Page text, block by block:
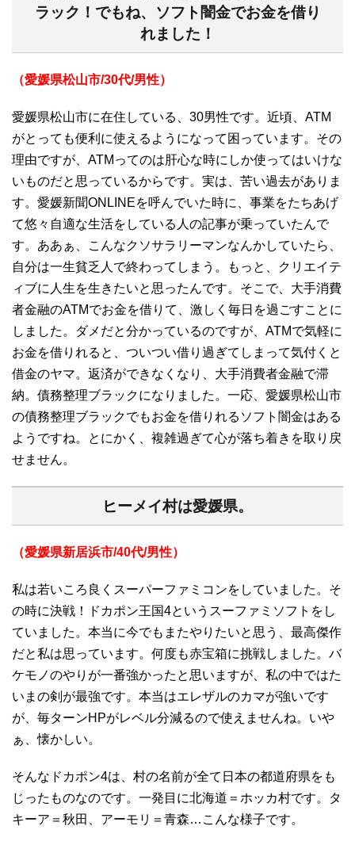
ラック！でもね、ソフト闇金でお金を借り
れました！
（愛媛県松山市/30代/男性）
愛媛県松山市に在住している、30男性です。近頃、ATM
がとっても便利に使えるようになって困っています。その
理由ですが、ATMってのは肝心な時にしか使ってはいけな
いものだと思っているからです。実は、苦い過去がありま
す。愛媛新聞ONLINEを呼んでいた時に、事業をたちあげ
て悠々自適な生活をしている人の記事が乗っていたんで
す。ああぁ、こんなクソサラリーマンなんかしていたら、
自分は一生貧乏人で終わってしまう。もっと、クリエイテ
ィブに人生を生きたいと思ったんです。そこで、大手消費
者金融のATMでお金を借りて、激しく毎日を過ごすことに
しました。ダメだと分かっているのですが、ATMで気軽に
お金を借りれると、ついつい借り過ぎてしまって気付くと
借金のヤマ。返済ができなくなり、大手消費者金融で滞
納。債務整理ブラックになりました。一応、愛媛県松山市
の債務整理ブラックでもお金を借りれるソフト闇金はある
ようですね。とにかく、複雑過ぎて心が落ち着きを取り戻
せません。
ヒーメイ村は愛媛県。
（愛媛県新居浜市/40代/男性）
私は若いころ良くスーパーファミコンをしていました。そ
の時に決戦！ドカポン王国4というスーファミソフトをし
ていました。本当に今でもまたやりたいと思う、最高傑作
だと私は思っています。何度も赤宝箱に挑戦しました。バ
ケモノのやりが一番強かったと思いますが、私の中ではた
いまの剣が最強です。本当はエレザルのカマが強いです
が、毎ターンHPがレベル分減るので使えませんね。いや
ぁ、懐かしい。
そんなドカポン4は、村の名前が全て日本の都道府県をも
じったものなのです。一発目に北海道＝ホッカ村です。タ
キーア＝秋田、アーモリ＝青森…こんな様子です。